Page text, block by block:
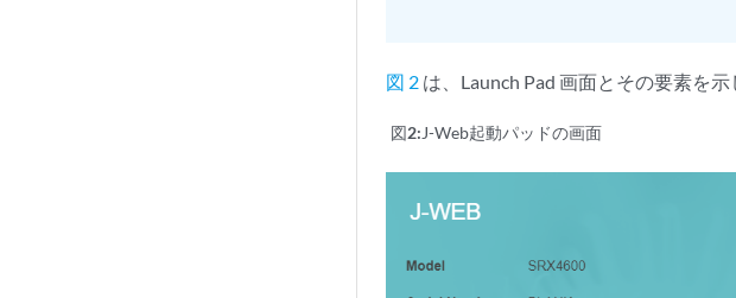
図 2 は、Launch Pad 画面とその要素を示
図2:J-Web起動パッドの画面